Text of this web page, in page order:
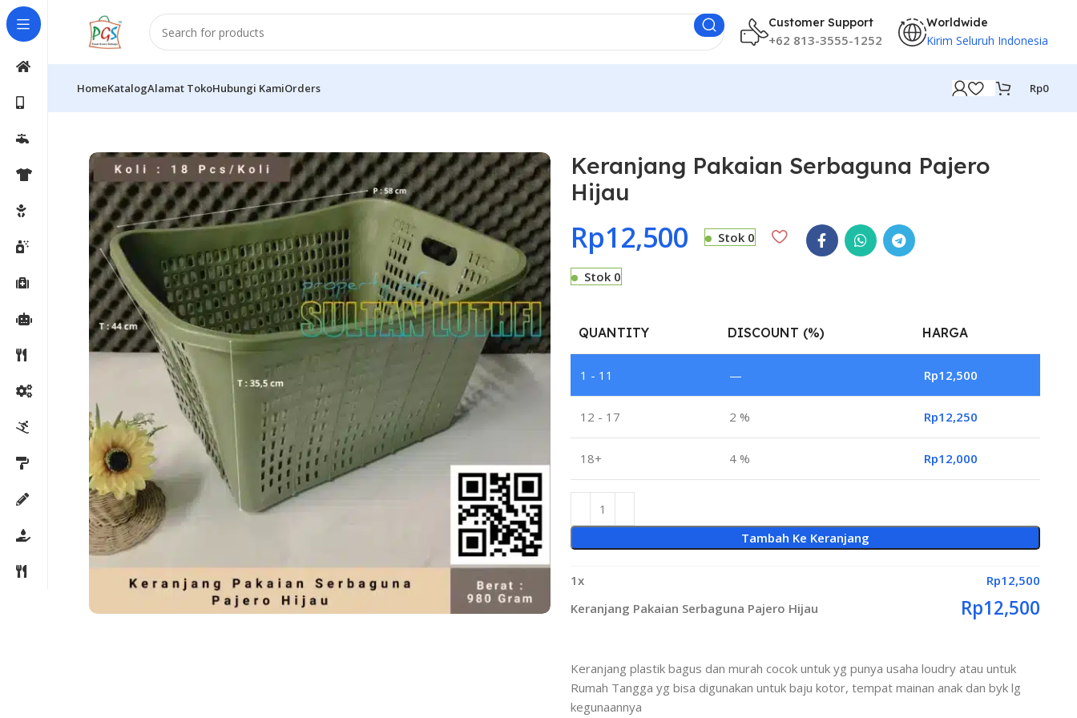
Customer Support
+62 813-3555-1252
Worldwide
Kirim Seluruh Indonesia
HomeKatalogAlamat TokoHubungi KamiOrders Rp0
Keranjang Pakaian Serbaguna Pajero
Hijau
Rp12,500 Stok 0
Stok 0
QUANTITY DISCOUNT (%) HARGA
1 - 11 — Rp12,500
12 - 17 2 % Rp12,250
18+ 4 % Rp12,000
Tambah Ke Keranjang
1x Rp12,500
Keranjang Pakaian Serbaguna Pajero Hijau
Rp12,500
Keranjang plastik bagus dan murah cocok untuk yg punya usaha loudry atau untuk
Rumah Tangga yg bisa digunakan untuk baju kotor, tempat mainan anak dan byk lg
kegunaannya